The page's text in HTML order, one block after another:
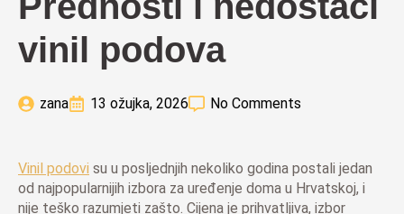
vinil podova
zana 13 ožujka, 2026 No Comments
Vinil podovi su u posljednjih nekoliko godina postali jedan
od najpopularnijih izbora za uređenje doma u Hrvatskoj, i
nije teško razumjeti zašto. Cijena je prihvatljiva, izbor